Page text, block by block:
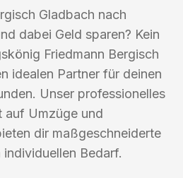
Gladbach nach
dabei Geld sparen? Kein
Friedmann Bergisch
idealen Partner für deinen
Unser professionelles
auf Umzüge und
dir maßgeschneiderte
Bedarf.